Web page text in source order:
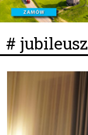
# jubileusz